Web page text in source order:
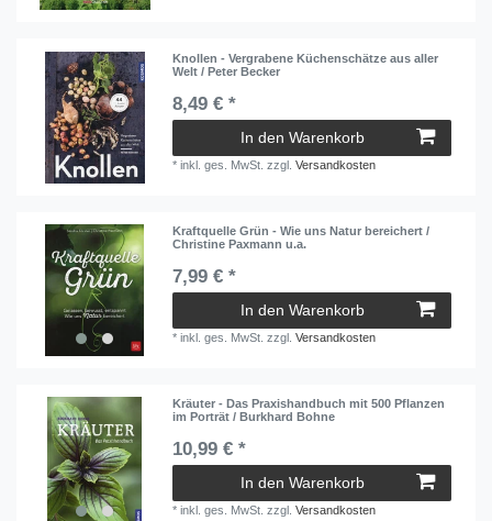
Knollen - Vergrabene Küchenschätze aus aller
Welt / Peter Becker
8,49 € *
In den Warenkorb
*inkl. ges. MwSt. zzgl.Versandkosten
Kraftquelle Grün - Wie uns Natur bereichert /
Christine Paxmann u.a.
7,99 € *
In den Warenkorb
*inkl. ges. MwSt. zzgl.Versandkosten
Kräuter - Das Praxishandbuch mit 500 Pflanzen
im Porträt / Burkhard Bohne
10,99 € *
In den Warenkorb
*inkl. ges. MwSt. zzgl.Versandkosten